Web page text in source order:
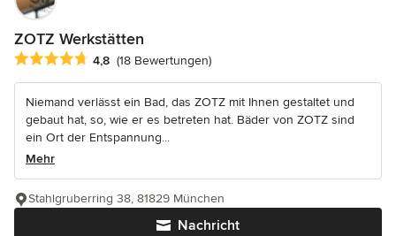
ZOTZ Werkstätten
Durchschnittliche Bewertung: 4.8 von 5 Sternen
4,8 (18 Bewertungen)
Niemand verlässt ein Bad, das ZOTZ mit Ihnen gestaltet und
gebaut hat, so, wie er es betreten hat. Bäder von ZOTZ sind
ein Ort der Entspannung...
Mehr
Nachricht
Stahlgruberring 38, 81829 München